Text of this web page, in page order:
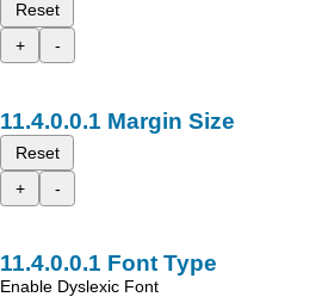
Reset
+
-
Margin Size
Reset
+
-
Font Type
Enable Dyslexic Font